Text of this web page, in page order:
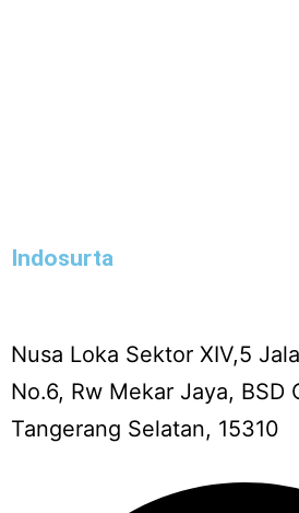
Indosurta
Nusa Loka Sektor XIV,5
No.6, Rw Mekar Jaya, BSD
Tangerang Selatan, 15310